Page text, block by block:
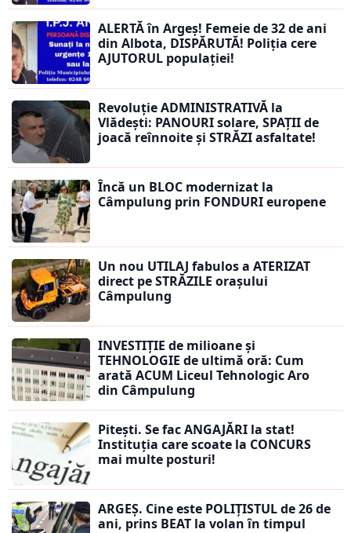
ALERTĂ în Argeș! Femeie de 32 de ani
din Albota, DISPĂRUTĂ! Poliția cere
AJUTORUL populației!
Revoluție ADMINISTRATIVĂ la
Vlădești: PANOURI solare, SPAȚII de
joacă reînnoite și STRĂZI asfaltate!
Încă un BLOC modernizat la
Câmpulung prin FONDURI europene
Un nou UTILAJ fabulos a ATERIZAT
direct pe STRĂZILE orașului
Câmpulung
INVESTIȚIE de milioane și
TEHNOLOGIE de ultimă oră: Cum
arată ACUM Liceul Tehnologic Aro
din Câmpulung
Pitești. Se fac ANGAJĂRI la stat!
Instituția care scoate la CONCURS
mai multe posturi!
ARGEȘ. Cine este POLIȚISTUL de 26 de
ani, prins BEAT la volan în timpul